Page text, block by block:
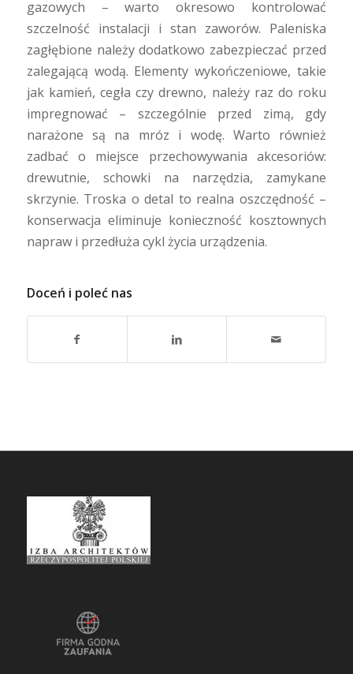
gazowych – warto okresowo kontrolować
szczelność instalacji i stan zaworów. Paleniska
zagłębione należy dodatkowo zabezpieczać przed
zalegającą wodą. Elementy wykończeniowe, takie
jak kamień, cegła czy drewno, należy raz do roku
impregnować – szczególnie przed zimą, gdy
narażone są na mróz i wodę. Warto również
zadbać o miejsce przechowywania akcesoriów:
drewutnie, schowki na narzędzia, zamykane
skrzynie. Troska o detal to realna oszczędność –
konserwacja eliminuje konieczność kosztownych
napraw i przedłuża cykl życia urządzenia.
Doceń i poleć nas